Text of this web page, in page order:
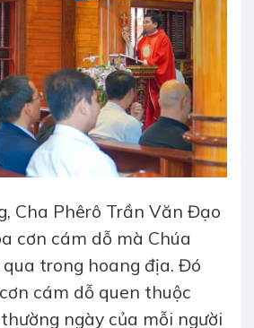
Cha Phêrô Trần Văn Đạo
cơn cám dỗ mà Chúa
trong hoang địa. Đó
cám dỗ quen thuộc
ngày của mỗi người